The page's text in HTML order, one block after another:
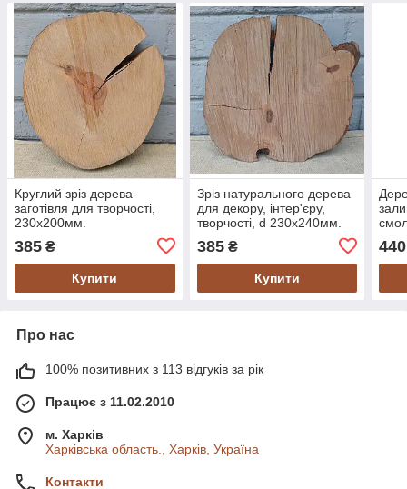
Круглий зріз дерева-
заготівля для творчості,
230х200мм.
385 ₴
Купити
Зріз натурального дерева
для декору, інтер'єру,
творчості, d 230х240мм.
385₴
Купити
440
Про нас
100% позитивних з 113 відгуків за рік
Працює з 11.02.2010
м. Харків
Харківська область., Харків, Україна
Контакти